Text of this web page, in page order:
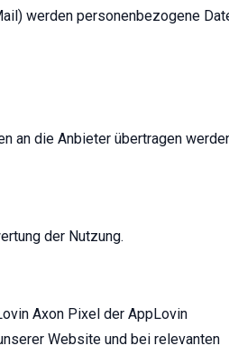
werden personenbezogene
an die Anbieter übertragen
der Nutzung.
Axon Pixel der AppLovin
Website und bei relevanten